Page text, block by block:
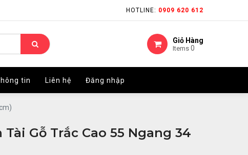
HOTLINE: 0909 620 612
Giỏ Hàng
Items 0
tin Liên hệ Đăng nhập
HOTLINE: 0909 620 612
Giỏ Hàng
Items 0
tin Liên hệ Đăng nhập
Gỗ Trắc Cao 55 Ngang 34